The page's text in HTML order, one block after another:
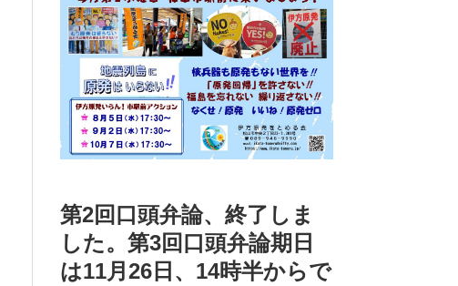
第2回口頭弁論、終了しま
した。第3回口頭弁論期日
は11月26日、14時半からで